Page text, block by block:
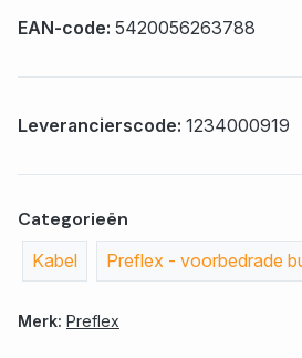
EAN-code: 5420056263788
Leverancierscode: 1234000919
Categorieën
Kabel Preflex - voorbedrade
Merk: Preflex